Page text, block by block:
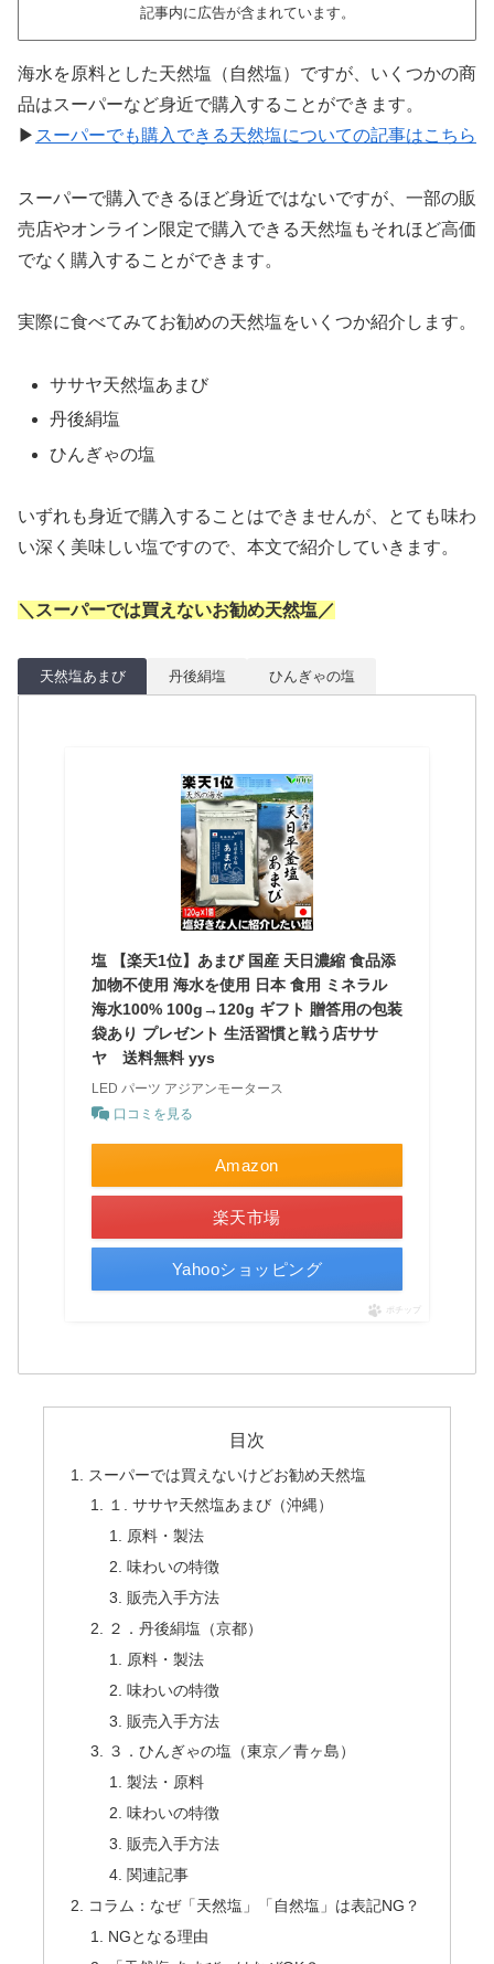
記事内に広告が含まれています。
海水を原料とした天然塩（自然塩）ですが、いくつかの商
品はスーパーなど身近で購入することができます。
▶ スーパーでも購入できる天然塩についての記事はこちら
スーパーで購入できるほど身近ではないですが、一部の販
売店やオンライン限定で購入できる天然塩もそれほど高価
でなく購入することができます。
実際に食べてみてお勧めの天然塩をいくつか紹介します。
ササヤ天然塩あまび
丹後絹塩
ひんぎゃの塩
いずれも身近で購入することはできませんが、とても味わ
い深く美味しい塩ですので、本文で紹介していきます。
＼スーパーでは買えないお勧め天然塩／
天然塩あまび 丹後絹塩 ひんぎゃの塩
塩 【楽天1位】あまび 国産 天日濃縮 食品添
加物不使用 海水を使用 日本 食用 ミネラル
海水100% 100g→120g ギフト 贈答用の包装
袋あり プレゼント 生活習慣と戦う店ササ
ヤ 送料無料 yys
LED パーツ アジアンモータース
口コミを見る
Amazon
楽天市場
Yahooショッピング
ポチップ
目次
スーパーでは買えないけどお勧め天然塩
１. ササヤ天然塩あまび（沖縄）
原料・製法
味わいの特徴
販売入手方法
２．丹後絹塩（京都）
原料・製法
味わいの特徴
販売入手方法
３．ひんぎゃの塩（東京／青ヶ島）
製法・原料
味わいの特徴
販売入手方法
関連記事
コラム：なぜ「天然塩」「自然塩」は表記NG？
NGとなる理由